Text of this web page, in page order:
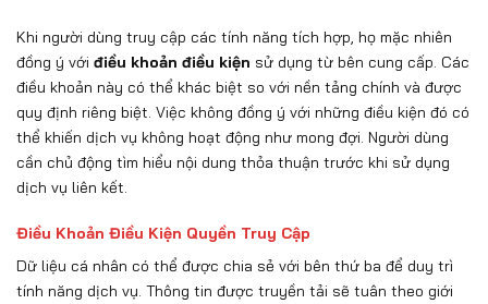
Khi người dùng truy cập các tính năng tích hợp, họ mặc nhiên
đồng ý với điều khoản điều kiện sử dụng từ bên cung cấp. Các
điều khoản này có thể khác biệt so với nền tảng chính và được
quy định riêng biệt. Việc không đồng ý với những điều kiện đó có
thể khiến dịch vụ không hoạt động như mong đợi. Người dùng
cần chủ động tìm hiểu nội dung thỏa thuận trước khi sử dụng
dịch vụ liên kết.
Điều Khoản Điều Kiện Quyền Truy Cập
Dữ liệu cá nhân có thể được chia sẻ với bên thứ ba để duy trì
tính năng dịch vụ. Thông tin được truyền tải sẽ tuân theo giới